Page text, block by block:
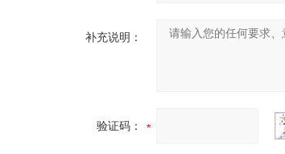
补充说明：
验证码：